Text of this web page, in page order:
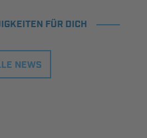
FÜR DICH
NEWS